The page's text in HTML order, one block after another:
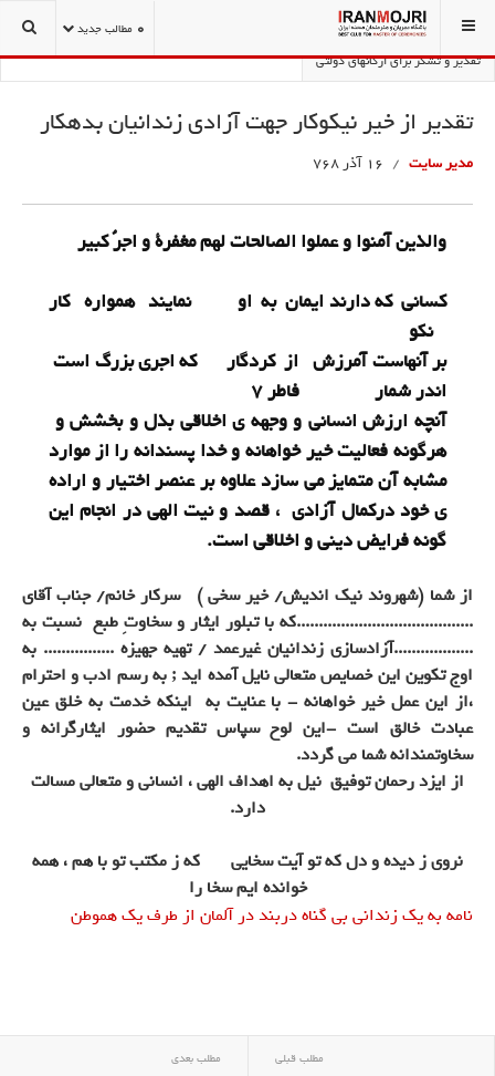
0 مطالب جدید شما اینجا هستید: بانک تقدیر نامه
تقدیرنامه ها-سپاس نامه ها
تقدیر و تشکر برای ارگانهای دولتی
تقدیر از خیر نیکوکار جهت آزادی زندانیان بدهکار
مدیر سایت 16 آذر 768
والذین آمنوا و عملوا الصالحات لهم مغفرة و اجرٌ کبیر
کسانی که دارند ایمان به او نمایند همواره کار
نکو
بر آنهاست آمرزش از کردگار که اجری بزرگ است
اندر شمار فاطر 7
آنچه ارزش انسانی و وجهه ی اخلاقی بذل و بخشش و
هرگونه فعالیت خیر خواهانه و خدا پسندانه را از موارد
مشابه آن متمایز می سازد علاوه بر عنصر اختیار و اراده
ی خود درکمال آزادی ، قصد و نیت الهی در انجام این
گونه فرایض دینی و اخلاقی است.
از شما (شهروند نیک اندیش/ خیر سخی ) سرکار خانم/ جناب آقای
........................................که با تبلور ایثار و سخاوتِ طبع نسبت به
..................آزادسازی زندانیان غیرعمد / تهیه جهیزه ................ به
اوج تکوین این خصایص متعالی نایل آمده اید ; به رسم ادب و احترام
،از این عمل خیر خواهانه - با عنایت به اینکه خدمت به خلق عین
عبادت خالق است -این لوح سپاس تقدیم حضور ایثارگرانه و
سخاوتمندانه شما می گردد.
از ایزد رحمان توفیق نیل به اهداف الهی ، انسانی و متعالی مسالت
دارد.
نروی ز دیده و دل که تو آیت سخایی که ز مکتب تو با هم ، همه
خوانده ایم سخا را
نامه به یک زندانی بی گناه دربند در آلمان از طرف یک هموطن
مطلب قبلی مطلب بعدی